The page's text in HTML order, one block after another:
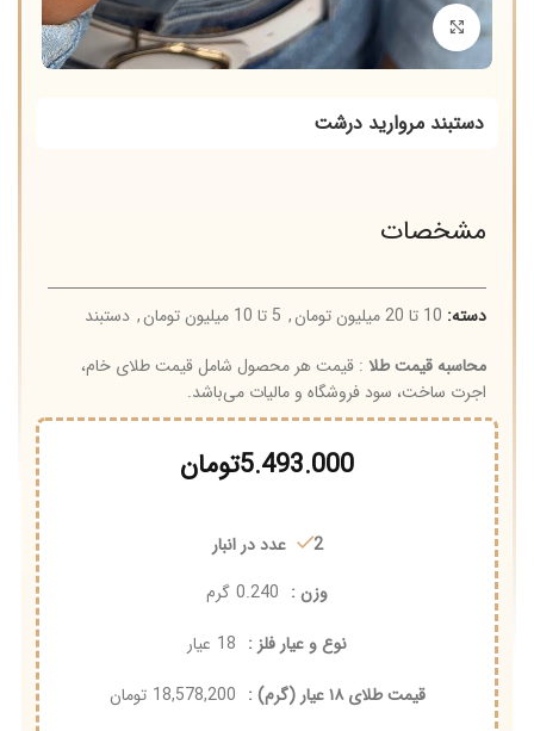
برای بزرگنمایی کلیک کنید
دستبند مروارید درشت
مشخصات
دسته: 10 تا 20 میلیون تومان , 5 تا 10 میلیون تومان , دستبند
محاسبه قیمت طلا : قیمت هر محصول شامل قیمت طلای خام،
اجرت ساخت، سود فروشگاه و مالیات می‌باشد.
5.493.000تومان
2 عدد در انبار
وزن : 0.240 گرم
نوع و عیار فلز : 18 عیار
قیمت طلای ۱۸ عیار (گرم) :
18,578,200 تومان